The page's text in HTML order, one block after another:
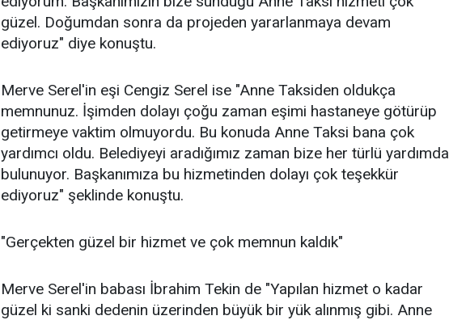
güzel. Doğumdan sonra da projeden yararlanmaya devam
ediyoruz" diye konuştu.
Merve Serel'in eşi Cengiz Serel ise "Anne Taksiden oldukça
memnunuz. İşimden dolayı çoğu zaman eşimi hastaneye götürüp
getirmeye vaktim olmuyordu. Bu konuda Anne Taksi bana çok
yardımcı oldu. Belediyeyi aradığımız zaman bize her türlü yardımda
bulunuyor. Başkanımıza bu hizmetinden dolayı çok teşekkür
ediyoruz" şeklinde konuştu.
"Gerçekten güzel bir hizmet ve çok memnun kaldık"
Merve Serel'in babası İbrahim Tekin de "Yapılan hizmet o kadar
güzel ki sanki dedenin üzerinden büyük bir yük alınmış gibi. Anne